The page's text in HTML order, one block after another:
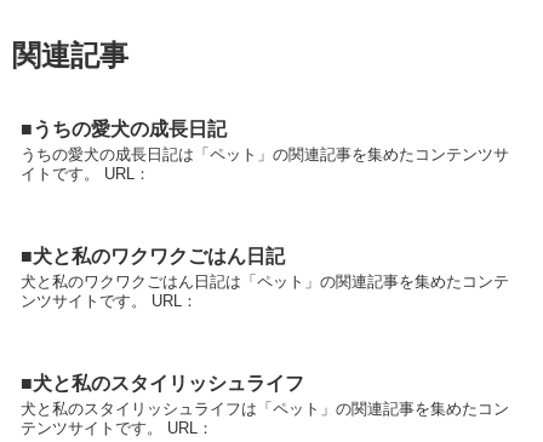
関連記事
■うちの愛犬の成長日記
うちの愛犬の成長日記は「ペット」の関連記事を集めたコンテンツサ
イトです。 URL：
■犬と私のワクワクごはん日記
犬と私のワクワクごはん日記は「ペット」の関連記事を集めたコンテ
ンツサイトです。 URL：
■犬と私のスタイリッシュライフ
犬と私のスタイリッシュライフは「ペット」の関連記事を集めたコン
テンツサイトです。 URL：